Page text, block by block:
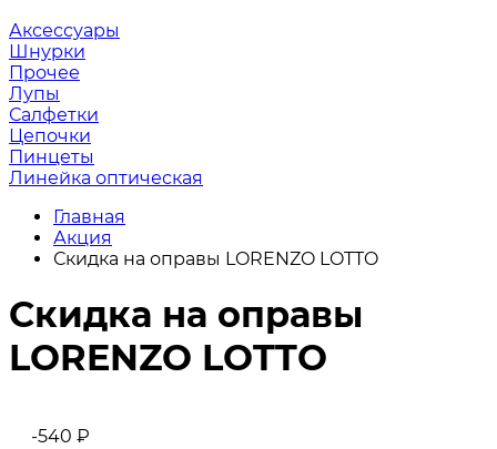
Аксессуары
Шнурки
Прочее
Лупы
Салфетки
Цепочки
Пинцеты
Линейка оптическая
Главная
Акция
Скидка на оправы LORENZO LOTTO
Скидка на оправы
LORENZO LOTTO
-540 ₽